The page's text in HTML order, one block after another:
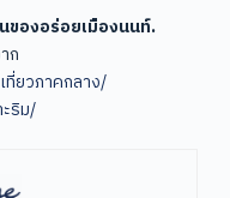
ของอร่อยเมืองนนท์.
ก
ยวภาคกลาง/
ริม/